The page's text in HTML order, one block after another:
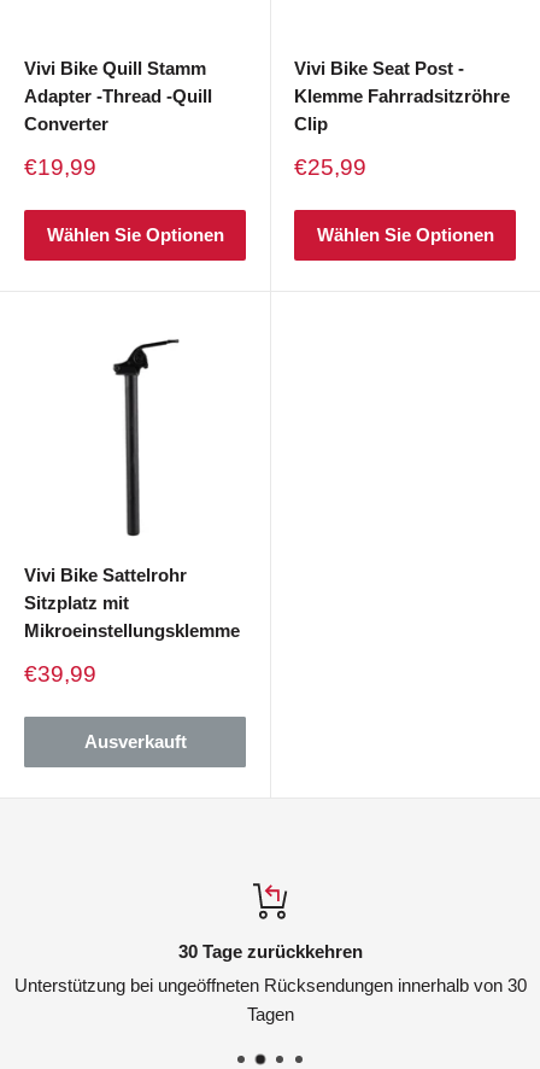
Vivi Bike Quill Stamm
Adapter -Thread -Quill
Converter
Verkaufspreis
€19,99
Wählen Sie Optionen
Vivi Bike Seat Post -
Klemme Fahrradsitzröhre
Clip
Verkaufspreis
€25,99
Wählen Sie Optionen
Vivi Bike Sattelrohr
Sitzplatz mit
Mikroeinstellungsklemme
Verkaufspreis
€39,99
Ausverkauft
30 Tage zurückkehren
Unterstützung bei ungeöffneten Rücksendungen innerhalb von 30
Tagen